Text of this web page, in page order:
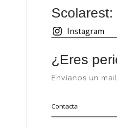
Scolarest:
Instagram
¿Eres
Envíanos un
Contacta